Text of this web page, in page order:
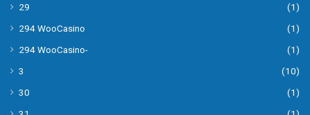
29
(1)
294 WooCasino
(1)
294 WooCasino-
(1)
3
(10)
30
(1)